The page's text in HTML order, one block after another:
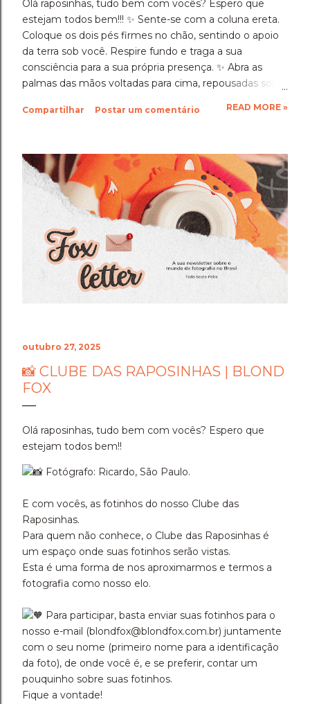
Olá raposinhas, tudo bem com vocês? Espero que
estejam todos bem!!! ​✨️ Sente-se com a coluna ereta.
Coloque os dois pés firmes no chão, sentindo o apoio
da terra sob você. Respire fundo e traga a sua
consciência para a sua própria presença. ✨️ ​Abra as
palmas das mãos voltadas para cima, repousadas sobre
fechar os olhos. ​Veja a história gravada em cada linha
consciente que fez e de cada momento de cansaço
em que, mesmo assim, você escolheu continuar.
Ninguém viu a totalidade da sua dedicação, mas o
Deus testemunhou. ​Neste segundo dia, o Deus
Cornífero, o guardião da coragem, o protetor da vida e
o fogo da perseverança, coloca-se ao seu lado. Ele não
olha para as suas dúvidas passageiras nem para as
incertezas da sua mente. Ele olha para a sua estrutura,
para a sua resiliência e coloca um escudo de luz
dourada ao seu redor...
Compartilhar Postar um comentário READ MORE »
outubro 27, 2025
📸 CLUBE DAS RAPOSINHAS | BLOND
FOX
Olá raposinhas, tudo bem com vocês? Espero que
estejam todos bem!!
Fotógrafo: Ricardo, São Paulo.
E com vocês, as fotinhos do nosso Clube das
Raposinhas.
Para quem não conhece, o Clube das Raposinhas é
um espaço onde suas fotinhos serão vistas.
Esta é uma forma de nos aproximarmos e termos a
fotografia como nosso elo.
Para participar, basta enviar suas fotinhos para o
nosso e-mail (blondfox@blondfox.com.br) juntamente
com o seu nome (primeiro nome para a identificação
da foto), de onde você é, e se preferir, contar um
pouquinho sobre suas fotinhos.
Fique a vontade!